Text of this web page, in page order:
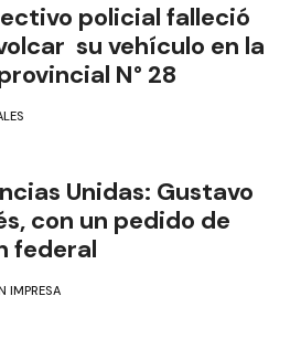
policial falleció
su vehículo en la
N° 28
Unidas: Gustavo
con un pedido de
federal
IMPRESA